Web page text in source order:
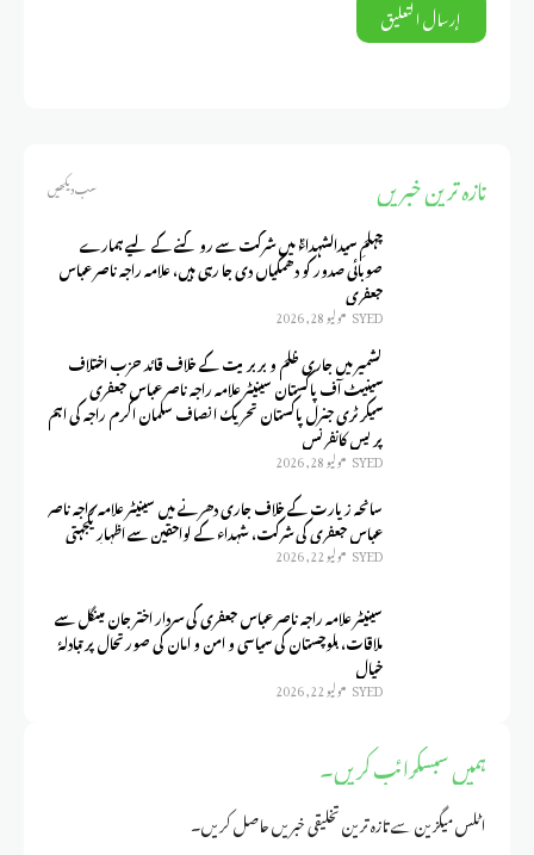
تازہ ترین خبریں سب دیکھیں
چہلمِ سیدالشہداءؑ میں شرکت سے روکنے کے لیے ہمارے
صوبائی صدور کو دھمکیاں دی جا رہی ہیں، علامہ راجہ ناصر عباس
جعفری
SYED يوليو 28, 2026
کشمیر میں جاری ظلم و بربریت کے خلاف قائد حزب اختلاف
سینیٹ آف پاکستان سینیٹر علامہ راجہ ناصر عباس جعفری
سیکرٹری جنرل پاکستان تحریک انصاف سلمان اکرم راجہ کی اہم
پریس کانفرنس
SYED يوليو 28, 2026
سانحہ زیارت کے خلاف جاری دھرنے میں سینیٹر علامہ راجہ ناصر
عباس جعفری کی شرکت، شہداء کے لواحقین سے اظہارِ یکجہتی
SYED يوليو 22, 2026
سینیٹر علامہ راجہ ناصر عباس جعفری کی سردار اختر جان مینگل سے
ملاقات، بلوچستان کی سیاسی و امن و امان کی صورتحال پر تبادلۂ
خیال
SYED يوليو 22, 2026
ہمیں سبسکرائب کریں۔
اٹلس میگزین سے تازہ ترین تخلیقی خبریں حاصل کریں۔